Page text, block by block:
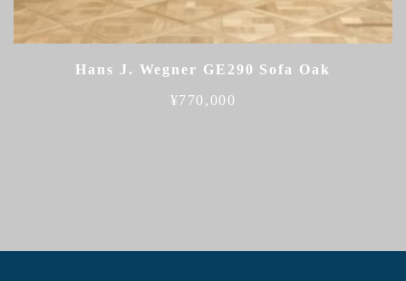
Hans J. Wegner GE290 Sofa Oak
¥770,000